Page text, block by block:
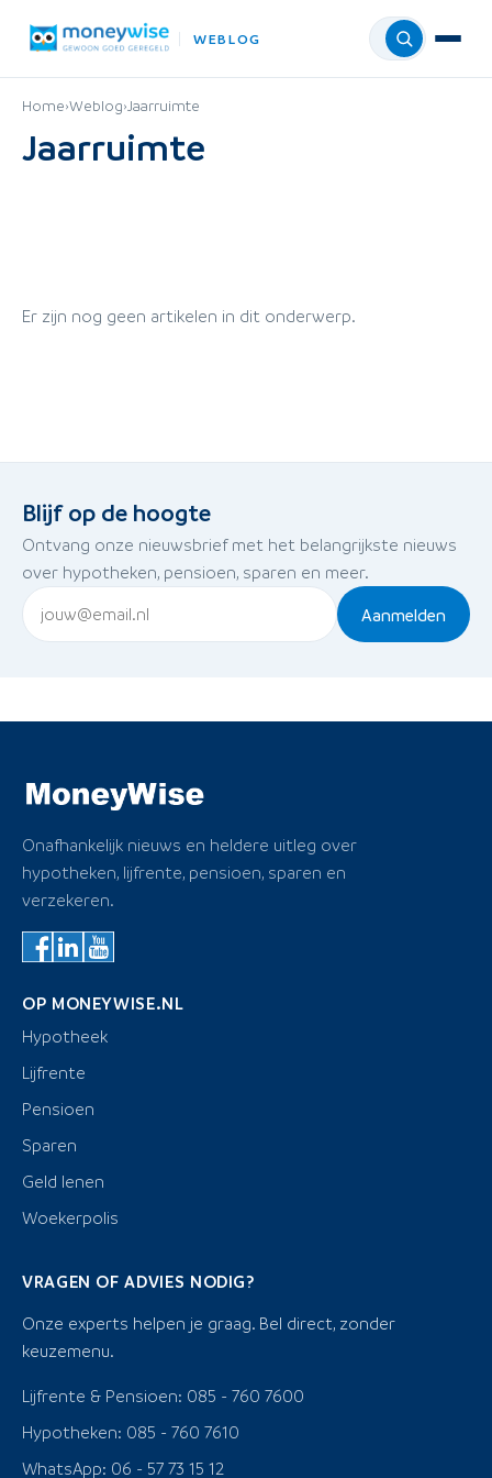
WEBLOG Menu
Home›Weblog› Jaarruimte
Jaarruimte
Er zijn nog geen artikelen in dit onderwerp.
Blijf op de hoogte
Ontvang onze nieuwsbrief met het belangrijkste nieuws
over hypotheken, pensioen, sparen en meer.
Aanmelden
Onafhankelijk nieuws en heldere uitleg over
hypotheken, lijfrente, pensioen, sparen en
verzekeren.
OP MONEYWISE.NL
Hypotheek
Lijfrente
Pensioen
Sparen
Geld lenen
Woekerpolis
VRAGEN OF ADVIES NODIG?
Onze experts helpen je graag. Bel direct, zonder
keuzemenu.
Lijfrente & Pensioen: 085 - 760 7600
Hypotheken: 085 - 760 7610
WhatsApp: 06 - 57 73 15 12